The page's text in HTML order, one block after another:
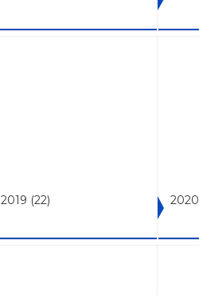
2019 (22) 2020